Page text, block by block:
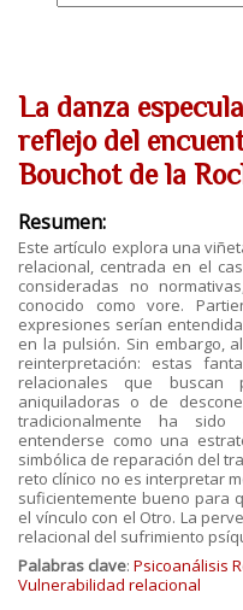
La danza
reflejo del
Bouchot de la
Resumen:
Este artículo explora una
relacional, centrada en el
consideradas no
conocido como vore.
expresiones serían
en la pulsión. Sin embargo,
reinterpretación: estas
relacionales que
aniquiladoras o de
tradicionalmente ha sido
entenderse como una
simbólica de reparación del
reto clínico no es interpretar
suficientemente bueno para
el vínculo con el Otro. La
relacional del sufrimiento
Palabras clave: Psicoanálisis
Vulnerabilidad relacional